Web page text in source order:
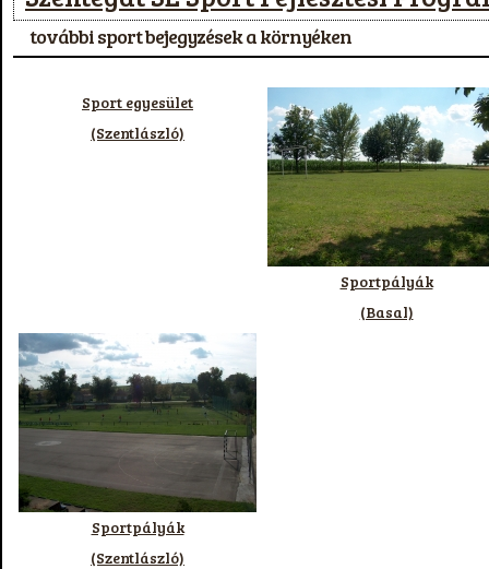
további sport bejegyzések a környéken
Sport egyesület
(Szentlászló)
Sportpályák
(Basal)
Sportpályák
(Szentlászló)